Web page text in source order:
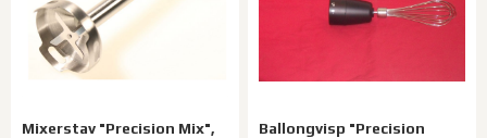
Mixerstav "Precision Mix",
Ballongvisp "Precision